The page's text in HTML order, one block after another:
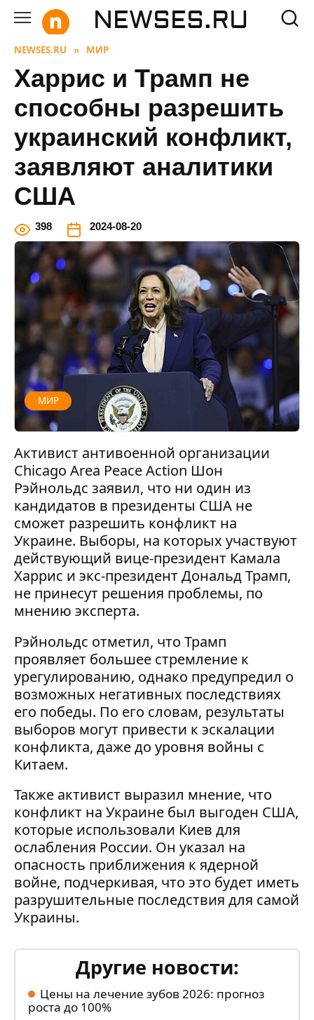
Перейти
содержанию
NEWSES.RU
NEWSES.RU » МИР
Харрис и Трамп не
способны разрешить
украинский конфликт,
заявляют аналитики
США
398 2024-08-20
МИР
Активист антивоенной организации
Chicago Area Peace Action Шон
Рэйнольдс заявил, что ни один из
кандидатов в президенты США не
сможет разрешить конфликт на
Украине. Выборы, на которых участвуют
действующий вице-президент Камала
Харрис и экс-президент Дональд Трамп,
не принесут решения проблемы, по
мнению эксперта.
Рэйнольдс отметил, что Трамп
проявляет большее стремление к
урегулированию, однако предупредил о
возможных негативных последствиях
его победы. По его словам, результаты
выборов могут привести к эскалации
конфликта, даже до уровня войны с
Китаем.
Также активист выразил мнение, что
конфликт на Украине был выгоден США,
которые использовали Киев для
ослабления России. Он указал на
опасность приближения к ядерной
войне, подчеркивая, что это будет иметь
разрушительные последствия для самой
Украины.
Другие новости:
Цены на лечение зубов 2026: прогноз
роста до 100%